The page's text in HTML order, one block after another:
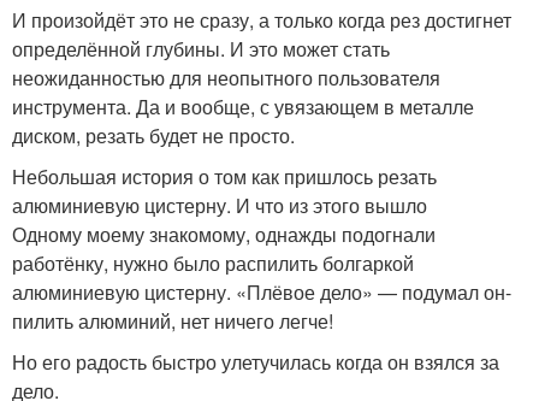
И произойдёт это не сразу, а только когда рез достигнет
определённой глубины. И это может стать
неожиданностью для неопытного пользователя
инструмента. Да и вообще, с увязающем в металле
диском, резать будет не просто.
Небольшая история о том как пришлось резать
алюминиевую цистерну. И что из этого вышло
Одному моему знакомому, однажды подогнали
работёнку, нужно было распилить болгаркой
алюминиевую цистерну. «Плёвое дело» — подумал он-
пилить алюминий, нет ничего легче!
Но его радость быстро улетучилась когда он взялся за
дело.